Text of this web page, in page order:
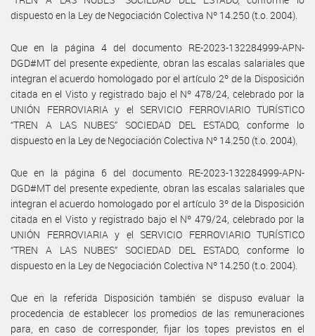
dispuesto en la Ley de Negociación Colectiva Nº 14.250 (t.o. 2004).
Que en la página 4 del documento RE-2023-132284999-APN-
DGD#MT del presente expediente, obran las escalas salariales que
integran el acuerdo homologado por el artículo 2º de la Disposición
citada en el Visto y registrado bajo el Nº 478/24, celebrado por la
UNIÓN FERROVIARIA y el SERVICIO FERROVIARIO TURÍSTICO
“TREN A LAS NUBES” SOCIEDAD DEL ESTADO, conforme lo
dispuesto en la Ley de Negociación Colectiva Nº 14.250 (t.o. 2004).
Que en la página 6 del documento RE-2023-132284999-APN-
DGD#MT del presente expediente, obran las escalas salariales que
integran el acuerdo homologado por el artículo 3º de la Disposición
citada en el Visto y registrado bajo el Nº 479/24, celebrado por la
UNIÓN FERROVIARIA y el SERVICIO FERROVIARIO TURÍSTICO
“TREN A LAS NUBES” SOCIEDAD DEL ESTADO, conforme lo
dispuesto en la Ley de Negociación Colectiva Nº 14.250 (t.o. 2004).
Que en la referida Disposición también se dispuso evaluar la
procedencia de establecer los promedios de las remuneraciones
para, en caso de corresponder, fijar los topes previstos en el